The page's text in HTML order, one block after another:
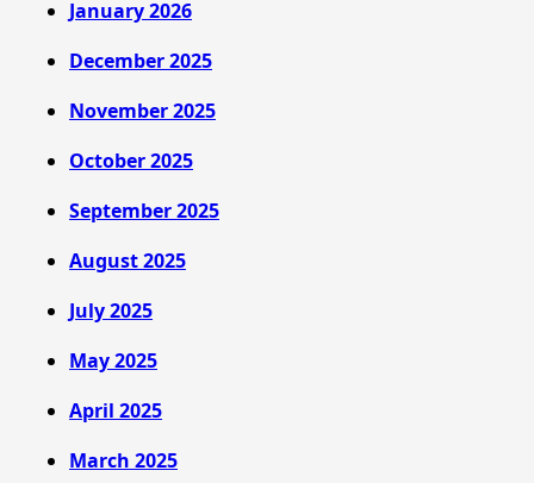
January 2026
December 2025
November 2025
October 2025
September 2025
August 2025
July 2025
May 2025
April 2025
March 2025